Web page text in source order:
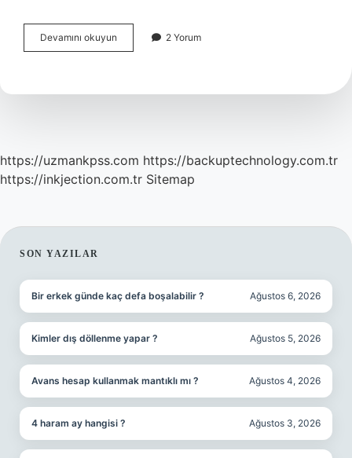
Devamını okuyun Cumhuriyetin
Ilk
Siyasi
2 Yorum
https://uzmankpss.com https://backuptechnology.com.tr
https://inkjection.com.tr Sitemap
SIDEBAR
SON YAZILAR
Bir erkek günde kaç defa boşalabilir ? Ağustos 6, 2026
Kimler dış döllenme yapar ? Ağustos 5, 2026
Avans hesap kullanmak mantıklı mı ? Ağustos 4, 2026
4 haram ay hangisi ? Ağustos 3, 2026